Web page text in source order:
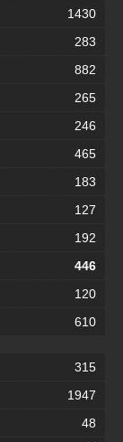
1430
283
882
265
246
465
183
127
192
446
120
610
315
1947
48